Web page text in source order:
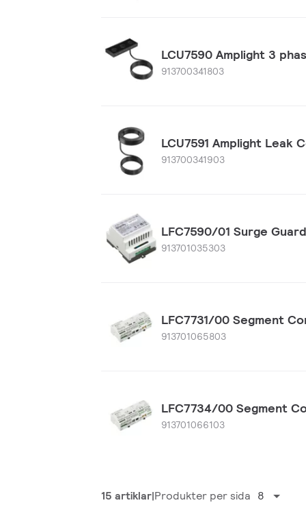
LCU7590 Amplight 3
913700341803
LCU7591 Amplight Leak
913700341903
LFC7590/01 Surge Guard
913701035303
LFC7731/00 Segment
913701065803
LFC7734/00 Segment
913701066103
15 artiklar Produkter per sida 8